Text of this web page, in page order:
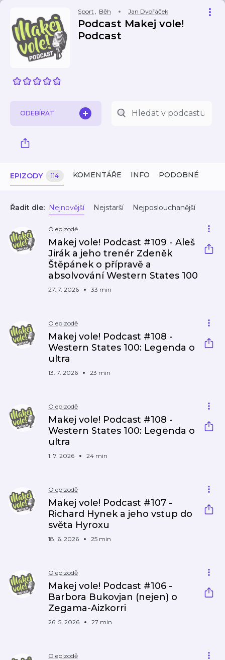
Sport , Běh Jan Dvořáček
Podcast Makej vole!
Podcast
ODEBÍRAT
EPIZODY 114 KOMENTÁŘE INFO PODOBNÉ
Řadit dle: Nejnovější Nejstarší Nejposlouchanější
O epizodě
Makej vole! Podcast #109 - Aleš
Jirák a jeho trenér Zdeněk
Štěpánek o přípravě a
absolvování Western States 100
27. 7. 2026 33 min
O epizodě
Makej vole! Podcast #108 -
Western States 100: Legenda o
ultra
13. 7. 2026 23 min
O epizodě
Makej vole! Podcast #108 -
Western States 100: Legenda o
ultra
1. 7. 2026 24 min
O epizodě
Makej vole! Podcast #107 -
Richard Hynek a jeho vstup do
světa Hyroxu
18. 6. 2026 25 min
O epizodě
Makej vole! Podcast #106 -
Barbora Bukovjan (nejen) o
Zegama-Aizkorri
26. 5. 2026 27 min
O epizodě